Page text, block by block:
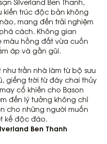
Silverland Ben Thanh,
kiến trúc độc bản không
mang đến trải nghiệm
cách. Không gian
hồng đất vừa cuốn
áp và gần gũi.
trần nhà làm từ bộ sưu
giếng trời từ đáy chai thủy
cổ khiến cho Bason
đến lý tưởng không chỉ
cho những người muốn
kế độc đáo.
Ben Thanh